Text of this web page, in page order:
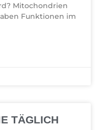
Mitochondrien
Funktionen im
TÄGLICH